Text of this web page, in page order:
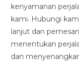
kenyamanan
kami. Hubungi
lanjut dan
menentukan
dan